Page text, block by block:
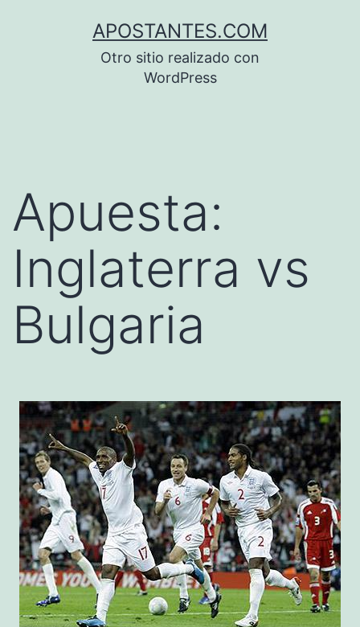
APOSTANTES.COM
Otro sitio realizado con
WordPress
Apuesta:
Inglaterra vs
Bulgaria